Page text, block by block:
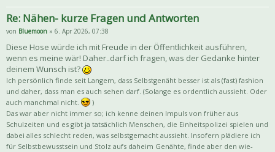
Re: Nähen- kurze Fragen und Antworten
von Bluemoon » 6. Apr 2026, 07:38
Diese Hose würde ich mit Freude in der Öffentlichkeit ausführen,
wenn es meine wär! Daher..darf ich fragen, was der Gedanke hinter
deinem Wunsch ist?
Ich persönlich finde seit Langem, dass Selbstgenäht besser ist als (fast) fashion
und daher, dass man es auch sehen darf. (Solange es ordentlich aussieht. Oder
auch manchmal nicht.
)
Das war aber nicht immer so; ich kenne deinen Impuls von früher aus
Schulzeiten und es gibt ja tatsächlich Menschen, die Einheitspolizei spielen und
dabei alles schlecht reden, was selbstgemacht aussieht. Insofern plädiere ich
für Selbstbewusstsein und Stolz aufs daheim Genähte, finde aber den wie-